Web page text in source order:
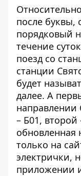
после буквы,
порядковый
течение
поезд со
станции
будет
далее. А
– Б01, второй
обновленная
только на
электрички,
приложении